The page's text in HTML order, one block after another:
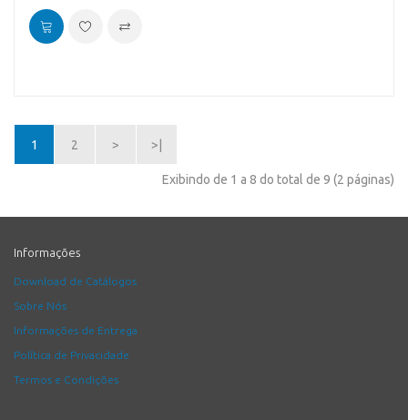
1 2 > >|
Exibindo de 1 a 8 do total de 9 (2 páginas)
Informações
Download de Catálogos
Sobre Nós
Informações de Entrega
Política de Privacidade
Termos e Condições